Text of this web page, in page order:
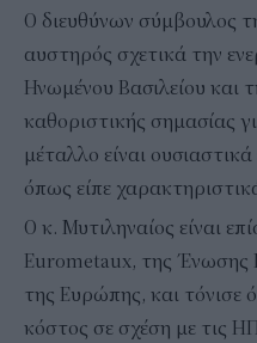
Ο διευθύνων σύμβουλος
αυστηρός σχετικά την
Ηνωμένου Βασιλείου και
καθοριστικής σημασίας
μέταλλο είναι
όπως είπε
Ο κ. Μυτιληναίος είναι
Eurometaux, της
της Ευρώπης, και τόνισε
κόστος σε σχέση με τις